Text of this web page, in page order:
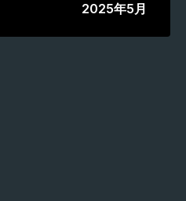
2025年5月